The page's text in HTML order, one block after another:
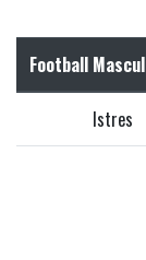
Football
Istres